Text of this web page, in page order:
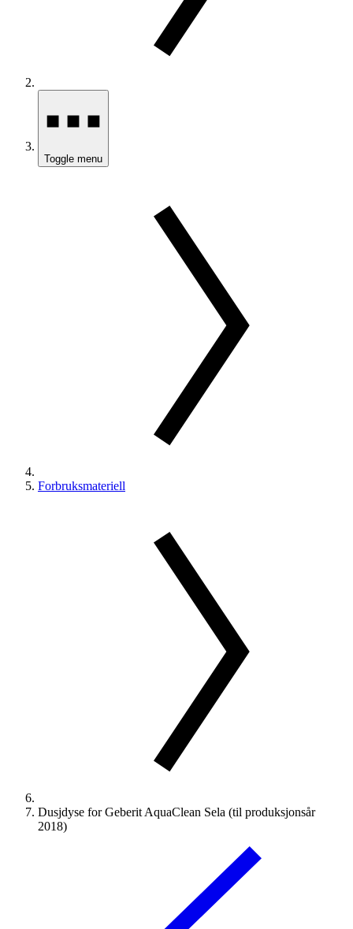
Toggle menu
Forbruksmateriell
Dusjdyse for Geberit AquaClean Sela (til produksjonsår
2018)